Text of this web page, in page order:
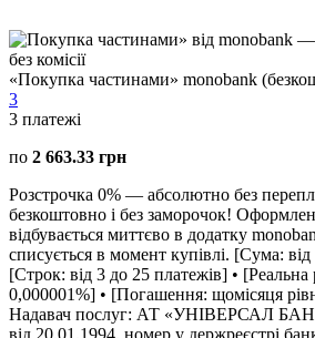
«Покупка частинами» monobank
3
3 платежі
по 2 663.33 грн
Розстрочка 0% — абсолютно без
безкоштовно і без заморочок!
відбувається миттєво в додатку
списується в момент купівлі. [Сума:
[Строк: від 3 до 25 платежів] • [Реальна
0,000001%] • [Погашення: щомісяця
Надавач послуг: АТ «УНІВЕРСАЛ